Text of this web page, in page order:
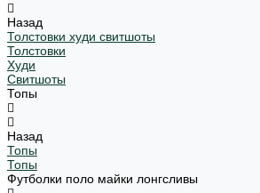
Назад
Толстовки худи свитшоты
Толстовки
Худи
Свитшоты
Топы
Назад
Топы
Топы
Футболки поло майки лонгсливы